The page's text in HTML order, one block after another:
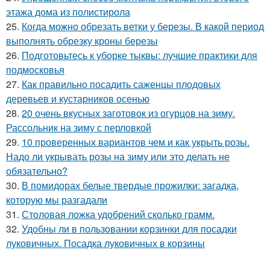
этажа дома из полистирола
25. Когда можно обрезать ветки у березы. В какой период
выполнять обрезку кроны березы
26. Подготовьтесь к уборке тыквы: лучшие практики для
подмосковья
27. Как правильно посадить саженцы плодовых
деревьев и кустарников осенью
28. 20 очень вкусных заготовок из огурцов на зиму.
Рассольник на зиму с перловкой
29. 10 проверенных вариантов чем и как укрыть розы.
Надо ли укрывать розы на зиму или это делать не
обязательно?
30. В помидорах белые твердые прожилки: загадка,
которую мы разгадали
31. Столовая ложка удобрений сколько грамм.
32. Удобны ли в пользовании корзинки для посадки
луковичных. Посадка луковичных в корзины